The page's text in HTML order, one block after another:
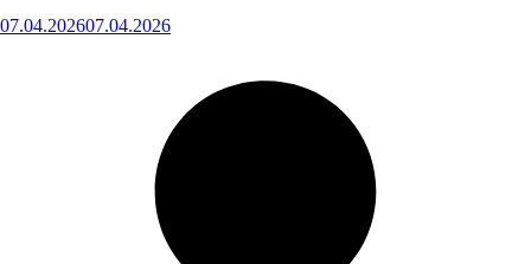
07.04.202607.04.2026